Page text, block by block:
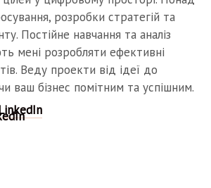
розробки стратегій та
Постійне навчання та аналіз
мені розробляти ефективні
Веду проекти від ідеї до
ваш бізнес помітним та успішним.